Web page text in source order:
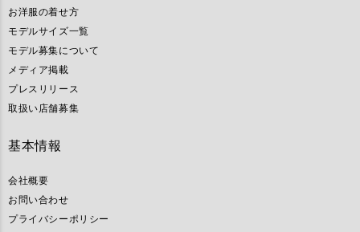
お洋服の着せ方
モデルサイズ一覧
モデル募集について
メディア掲載
プレスリリース
取扱い店舗募集
基本情報
会社概要
お問い合わせ
プライバシーポリシー